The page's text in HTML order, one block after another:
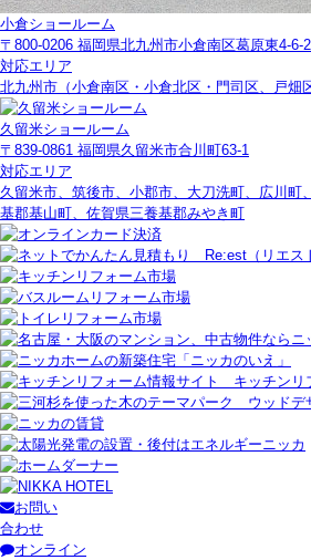
小倉ショールーム
〒800-0206 福岡県北九州市小倉南区葛原東4-6-
対応エリア
北九州市（小倉南区・小倉北区・門司区、戸畑
久留米ショールーム
〒839-0861 福岡県久留米市合川町63-1
対応エリア
久留米市、筑後市、小郡市、大刀洗町、広川町
基郡基山町、佐賀県三養基郡みやき町
お問い
合わせ
オンライン